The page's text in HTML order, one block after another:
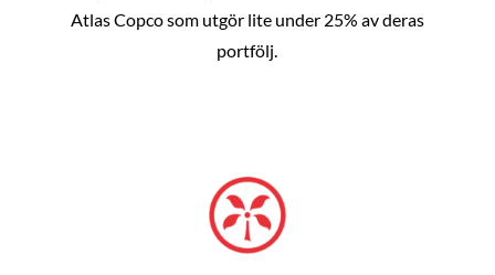
Atlas Copco som utgör lite under 25% av deras
portfölj.